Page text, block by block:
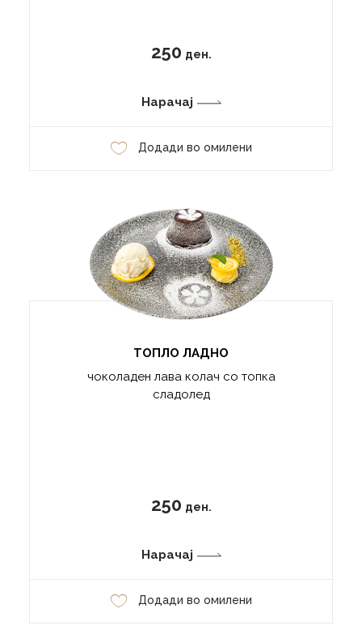
250 ден.
Нарачај
Додади во омилени
ТОПЛО ЛАДНО
чоколаден лава колач со топка
сладолед
250 ден.
Нарачај
Додади во омилени